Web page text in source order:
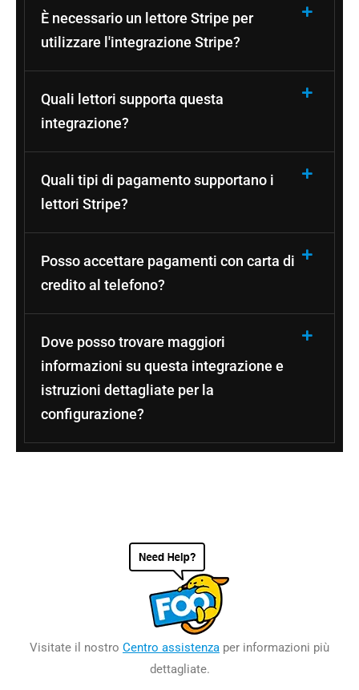
È necessario un lettore Stripe per
utilizzare l'integrazione Stripe?
Quali lettori supporta questa
integrazione?
Quali tipi di pagamento supportano i
lettori Stripe?
Posso accettare pagamenti con carta di
credito al telefono?
Dove posso trovare maggiori
informazioni su questa integrazione e
istruzioni dettagliate per la
configurazione?
Visitate il nostro Centro assistenza per informazioni più
dettagliate.